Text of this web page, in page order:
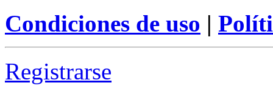
Condiciones de uso |
Registrarse